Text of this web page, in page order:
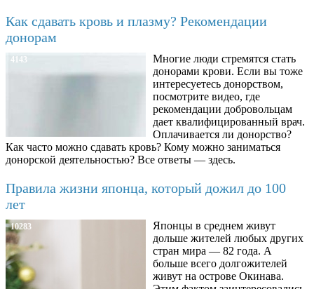
Как сдавать кровь и плазму? Рекомендации
донорам
4143
Многие люди стремятся стать
донорами крови. Если вы тоже
интересуетесь донорством,
посмотрите видео, где
рекомендации добровольцам
дает квалифицированный врач.
Оплачивается ли донорство?
Как часто можно сдавать кровь? Кому можно заниматься
донорской деятельностью? Все ответы — здесь.
Правила жизни японца, который дожил до 100
лет
10283
Японцы в среднем живут
дольше жителей любых других
стран мира — 82 года. А
больше всего долгожителей
живут на острове Окинава.